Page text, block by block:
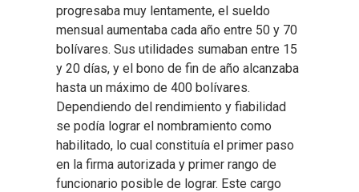
progresaba muy lentamente, el sueldo
mensual aumentaba cada año entre 50 y 70
bolívares. Sus utilidades sumaban entre 15
y 20 días, y el bono de fin de año alcanzaba
hasta un máximo de 400 bolívares.
Dependiendo del rendimiento y fiabilidad
se podía lograr el nombramiento como
habilitado, lo cual constituía el primer paso
en la firma autorizada y primer rango de
funcionario posible de lograr. Este cargo